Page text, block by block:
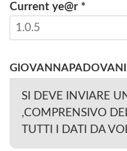
Current ye@r *
GIOVANNAPADOVANI
SI DEVE INVIARE
,COMPRENSIVO
TUTTI I DATI DA